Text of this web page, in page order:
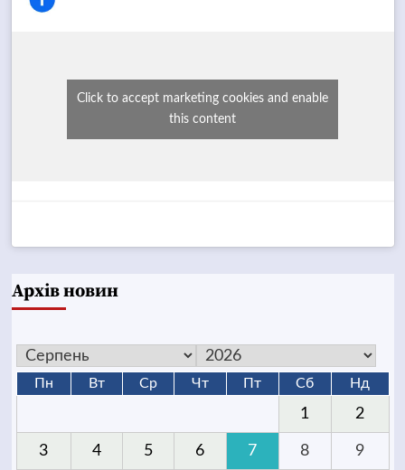
Click to accept marketing cookies and enable
this content
Архів новин
Пн Вт Ср Чт Пт Сб Нд
1 2
3 4 5 6 7 8 9